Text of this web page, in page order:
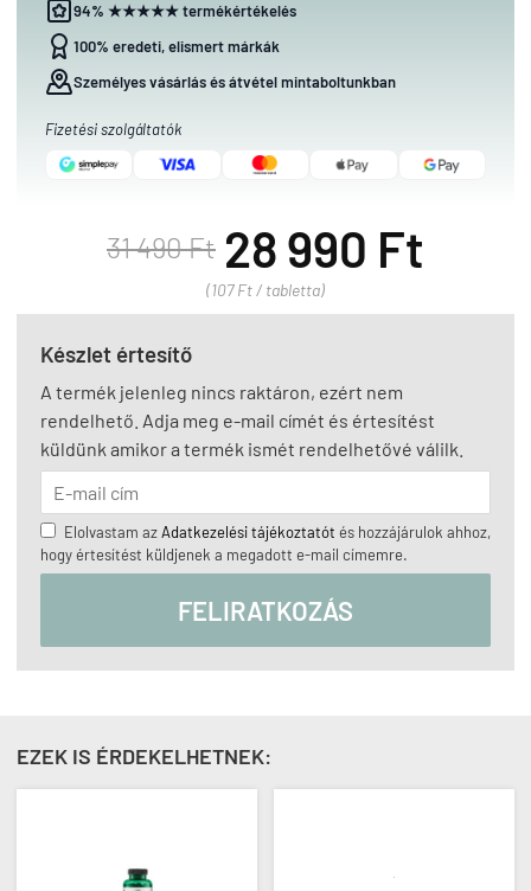
94% ★★★★★ termékértékelés
100% eredeti, elismert márkák
Személyes vásárlás és átvétel mintaboltunkban
Fizetési szolgáltatók
31 490 Ft 28 990 Ft
(107 Ft / tabletta)
Készlet értesítő
A termék jelenleg nincs raktáron, ezért nem
rendelhető. Adja meg e-mail címét és értesítést
küldünk amikor a termék ismét rendelhetővé válilk.
Elolvastam azAdatkezelési tájékoztatót és hozzájárulok ahhoz,
hogy értesítést küldjenek a megadott e-mail címemre.
FELIRATKOZÁS
EZEK IS ÉRDEKELHETNEK: